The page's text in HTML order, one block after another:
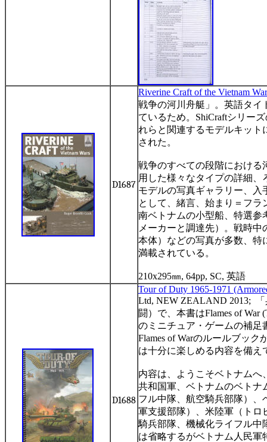
D1687
Riverine Craft of the Vietnam
戦争の河川舟艇」。英語タイ
ているため。 ShiCraftシリー
れらと関連するモデルキット
された。
戦争のすべての段階における
用した様々なタイプの詳細
モデルの写真ギャラリー、
として、緒言、始まり＝フ
南ベトナムの小型船、特選参
メーカーと調達先）。戦時
本体）などの写真が多数、特
満載されている。
210x295㎜, 64pp, SC, 英語
D1688
Tour of Duty 1965-1971
Ltd, NEW ZEALAND 2013;
闘）で、本書はFlames of War
のミニチュア・ゲームの補足
Flames of Warのルールブック
は十分に楽しめる内容を備え
内容は、ようこそベトナム
共和国軍、ベトナムのベトナ
フル中隊、航空騎兵部隊）
軍支援部隊）、米陸軍（トロ
騎兵部隊、機械化ライフル中
は省略するがベトナム人民軍